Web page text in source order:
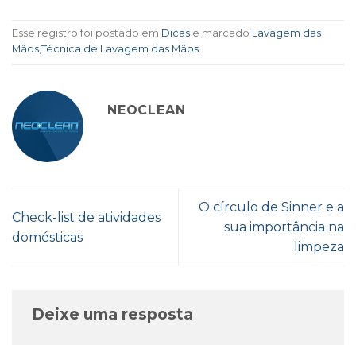
Esse registro foi postado em Dicas e marcado Lavagem das
Mãos,Técnica de Lavagem das Mãos.
NEOCLEAN
Check-list de atividades
domésticas
O círculo de Sinner e a
sua importância na
limpeza
Deixe uma resposta